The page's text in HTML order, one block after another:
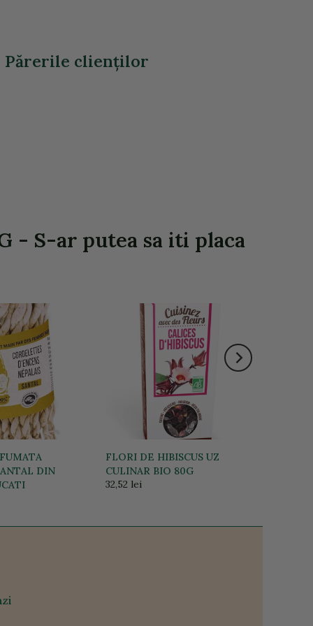
- Părerile clienţilor
- S-ar putea sa iti placa
DIN
FLORI DE HIBISCUS UZ
CULINAR BIO 80G
32,52 lei